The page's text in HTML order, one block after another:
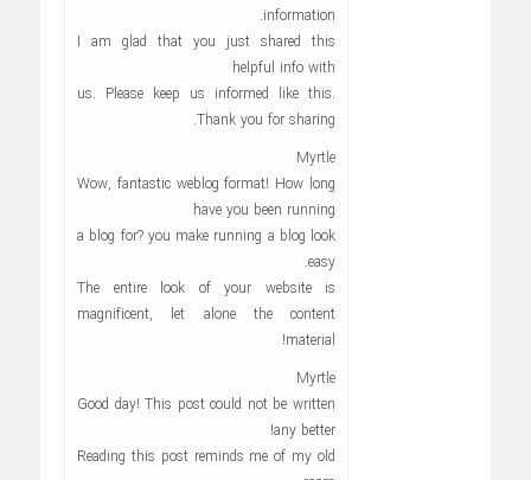
information.
I am glad that you just shared this
helpful info with
us. Please keep us informed like this.
Thank you for sharing.
Myrtle
Wow, fantastic weblog format! How long
have you been running
a blog for? you make running a blog look
easy.
The entire look of your website is
magnificent, let alone the content
material!
Myrtle
Good day! This post could not be written
any better!
Reading this post reminds me of my old